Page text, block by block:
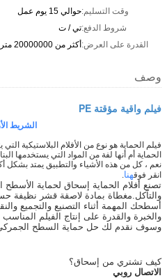
وقت التسليم:حوالي 15 يوم عمل
شروط الدفع:تي / ت
القدرة على العرض:أكثر من 20000000 متر مربع سنويا
وصف
فيلم واقية مؤقتة PE
الشريط
فيلم الحماية هو نوع من الأفلام البلاستيكية
الحماية أم أنها لفة من المواد التي يستخدمها
نعم ، كل من هذه الأشياء والتطبيق يمتد بشكل
انقر فوقهنا.
تصنع أفلام الحماية إسحاق لحماية
أسطحك المهمة أثناء التصنيع والتجميع
والخبرة والقدرة على إنتاج الفيلم المناسب
وسوف نقدم لك حل حماية السطح
كيف تشتري من إسحاق؟
الاتصال روبي